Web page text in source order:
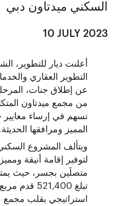
السكني ميدتاون دبي
10 JULY 2023
أعلنت ديار للتطوير،
التطوير العقاري
عن إطلاق جنات،
من مجمع ميدتاون
تسهم في إرساء
المميز ومرافقها الحديثة.
ويتألف المشروع
لتوفير إقامة أنيقة
متصلَين بجسر، حيث
تبلغ 521,400
استراتيجي بقلب